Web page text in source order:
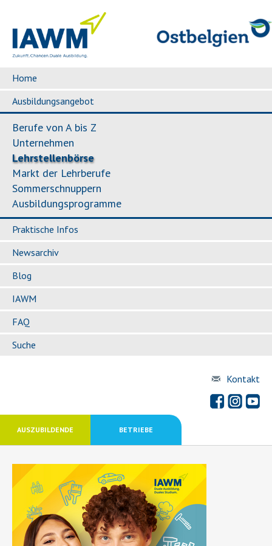
Home
Ausbildungsangebot
Berufe von A bis Z
Unternehmen
Lehrstellenbörse
Markt der Lehrberufe
Sommerschnuppern
Ausbildungsprogramme
Praktische Infos
Newsarchiv
Blog
IAWM
FAQ
Suche
Kontakt
AUSZUBILDENDE BETRIEBE